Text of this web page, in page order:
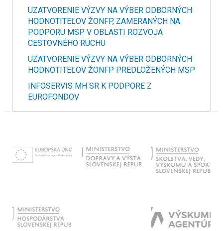
UZATVORENIE VÝZVY NA VÝBER ODBORNÝCH
HODNOTITEĽOV ŽONFP, ZAMERANÝCH NA
PODPORU MSP V OBLASTI ROZVOJA
CESTOVNÉHO RUCHU
UZATVORENIE VÝZVY NA VÝBER ODBORNÝCH
HODNOTITEĽOV ŽONFP PREDLOŽENÝCH MSP
INFOSERVIS MH SR K PODPORE Z
EUROFONDOV